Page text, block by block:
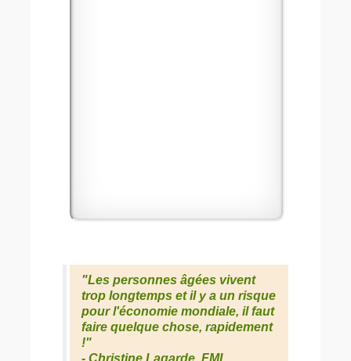
"Les personnes âgées vivent
trop longtemps et il y a un risque
pour l'économie mondiale, il faut
faire quelque chose, rapidement
!"
- Christine Lagarde, FMI